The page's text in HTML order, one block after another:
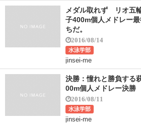
メダル取れず リオ五
子400m個人メドレー
ちだ。
2016/08/14
水泳学部
jinsei-me
決勝：憧れと勝負する
00m個人メドレー決勝
2016/08/11
水泳学部
jinsei-me